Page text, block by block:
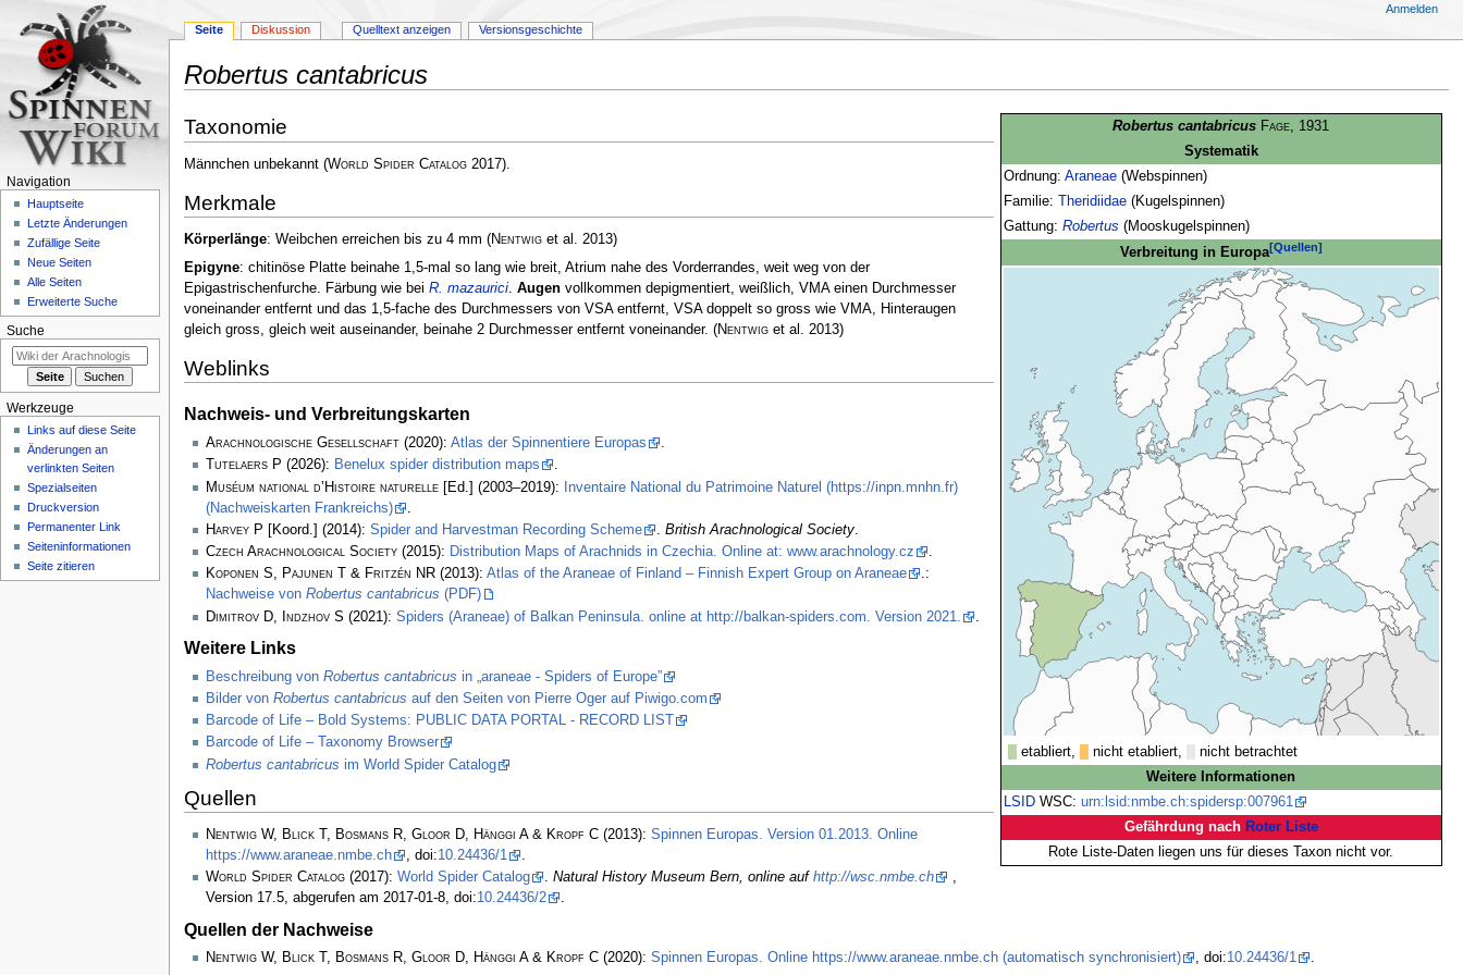
Robertus cantabricus
Navigation
springen
Suche
springen
Robertus cantabricus Fage, 1931
Systematik
Ordnung: Araneae(Webspinnen)
Familie:
Theridiidae(Kugelspinnen)
Gattung: Robertus (Mooskugelspinnen)
Verbreitung in Europa[Quellen]
etabliert, nicht etabliert,
nicht betrachtet
Weitere Informationen
LSIDWSC: urn:lsid:nmbe.ch:spidersp:007961
Gefährdung nach Roter Liste
Rote Liste-Daten liegen uns für dieses Taxon nicht vor.
Taxonomie
Männchen unbekannt (World Spider Catalog2017).
Merkmale
Körperlänge: Weibchen erreichen bis zu 4 mm (Nentwiget al. 2013)
Epigyne: chitinöse Platte beinahe 1,5-mal so lang wie breit, Atrium nahe des Vorderrandes, weit weg von der
Epigastrischenfurche. Färbung wie bei R. mazaurici. Augenvollkommen depigmentiert, weißlich, VMA einen Durchmesser
voneinander entfernt und das 1,5-fache des Durchmessers von VSA entfernt, VSA doppelt so gross wie VMA, Hinteraugen
gleich gross, gleich weit auseinander, beinahe 2 Durchmesser entfernt voneinander. (Nentwiget al. 2013)
Weblinks
Nachweis- und Verbreitungskarten
Arachnologische Gesellschaft(2020): Atlas der Spinnentiere Europas
.
Tutelaers P (2026): Benelux spider distribution maps
.
Muséum national d’Histoire naturelle[Ed.] (2003–2019):
Inventaire National du Patrimoine Naturel (https://inpn.mnhn.fr)
(Nachweiskarten Frankreichs)
Harvey P [Koord.] (2014): Spider and Harvestman Recording Scheme . British Arachnological Society.
Czech Arachnological Society(2015): Distribution Maps of Arachnids in Czechia. Online at: www.arachnology.cz
.
Koponen S, Pajunen T & Fritzén NR(2013): Atlas of the Araneae of Finland – Finnish Expert Group on Araneae
.:
Nachweise von Robertus cantabricus (PDF)
Dimitrov D, Indzhov S (2021): Spiders (Araneae) of Balkan Peninsula. online at http://balkan-spiders.com. Version 2021.
Weitere Links
Beschreibung von Robertus cantabricus in „araneae - Spiders of Europe”
Bilder von Robertus cantabricus auf den Seiten von Pierre Oger auf Piwigo.com
Barcode of Life – Bold Systems: PUBLIC DATA PORTAL - RECORD LIST
Barcode of Life – Taxonomy Browser
Robertus cantabricus im World Spider Catalog
Quellen
Nentwig W, Blick T, Bosmans R, Gloor D, Hänggi A & Kropf C(2013): Spinnen Europas. Version 01.2013. Online
https://www.araneae.nmbe.ch
, doi:10.24436/1
.
World Spider Catalog(2017): World Spider Catalog . Natural History Museum Bern, online auf http://wsc.nmbe.ch
,
Version 17.5, abgerufen am 2017-01-8, doi:10.24436/2 .
Quellen der Nachweise
Nentwig W, Blick T, Bosmans R, Gloor D, Hänggi A & Kropf C(2020): Spinnen Europas. Online https://www.araneae.nmbe.ch (automatisch synchronisiert) , doi:10.24436/1 .
Seite Diskussion Quelltext anzeigen Versionsgeschichte
Anmelden
Navigation
Hauptseite
Letzte Änderungen
Zufällige Seite
Neue Seiten
Alle Seiten
Erweiterte Suche
Suche
Werkzeuge
Links auf diese Seite
Änderungen an
verlinkten Seiten
Spezialseiten
Druckversion
Permanenter Link
Seiten­­informationen
Seite zitieren